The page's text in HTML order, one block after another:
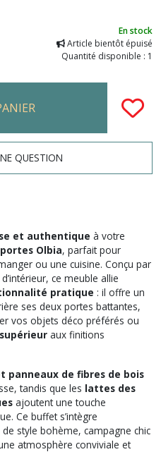
En stock
Article bientôt épuisé
Quantité disponible : 1
QUESTION
et authentique à votre
Olbia, parfait pour
ou une cuisine. Conçu par
, ce meuble allie
pratique : il offre un
ses deux portes battantes,
vos objets déco préférés ou
aux finitions
panneaux de fibres de bois
tandis que les lattes des
ajoutent une touche
Ce buffet s’intègre
style bohème, campagne chic
atmosphère conviviale et